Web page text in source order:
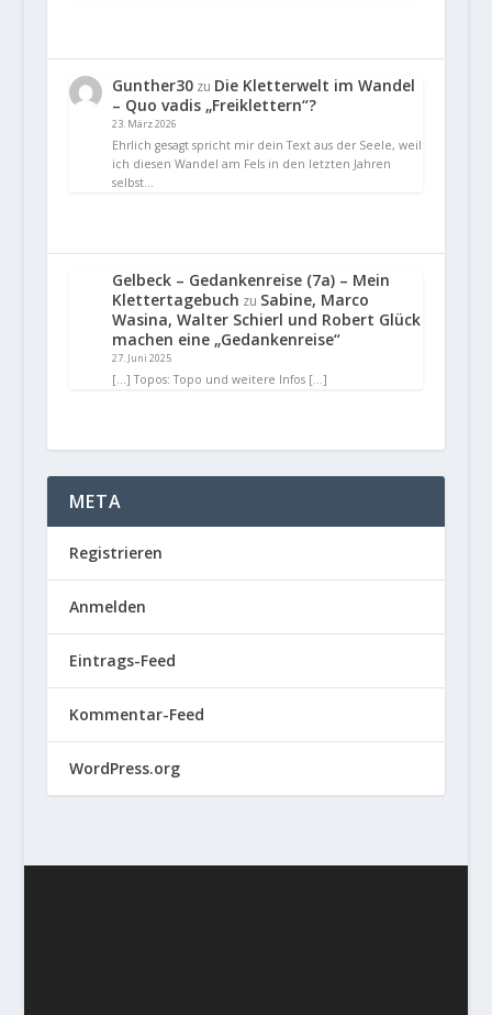
Gunther30zu Die Kletterwelt im Wandel
– Quo vadis „Freiklettern“?
23. März 2026
Ehrlich gesagt spricht mir dein Text aus der Seele, weil
ich diesen Wandel am Fels in den letzten Jahren
selbst…
Gelbeck – Gedankenreise (7a) – Mein
Klettertagebuch zu Sabine, Marco
Wasina, Walter Schierl und Robert Glück
machen eine „Gedankenreise“
27. Juni 2025
[…] Topos: Topo und weitere Infos […]
META
Registrieren
Anmelden
Eintrags-Feed
Kommentar-Feed
WordPress.org